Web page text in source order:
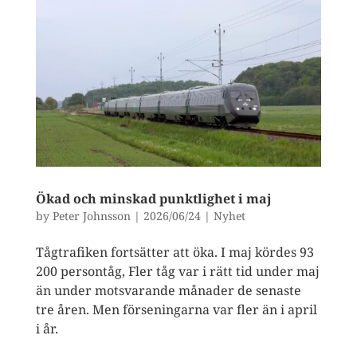
Ökad och minskad punktlighet i maj
by Peter Johnsson| 2026/06/24| Nyhet
Tågtrafiken fortsätter att öka. I maj kördes 93
200 persontåg, Fler tåg var i rätt tid under maj
än under motsvarande månader de senaste
tre åren. Men förseningarna var fler än i april
i år.